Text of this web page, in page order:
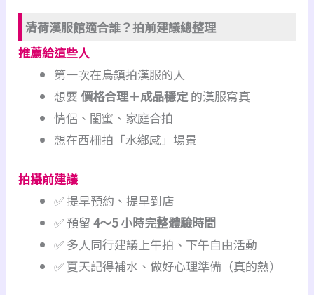
清荷漢服館適合誰？拍前建議總整理
推薦給這些人
第一次在烏鎮拍漢服的人
想要價格合理＋成品穩定 的漢服寫真
情侶、閨蜜、家庭合拍
想在西柵拍「水鄉感」場景
拍攝前建議
✅ 提早預約、提早到店
✅ 預留4～5 小時完整體驗時間
✅ 多人同行建議上午拍、下午自由活動
✅ 夏天記得補水、做好心理準備（真的熱）